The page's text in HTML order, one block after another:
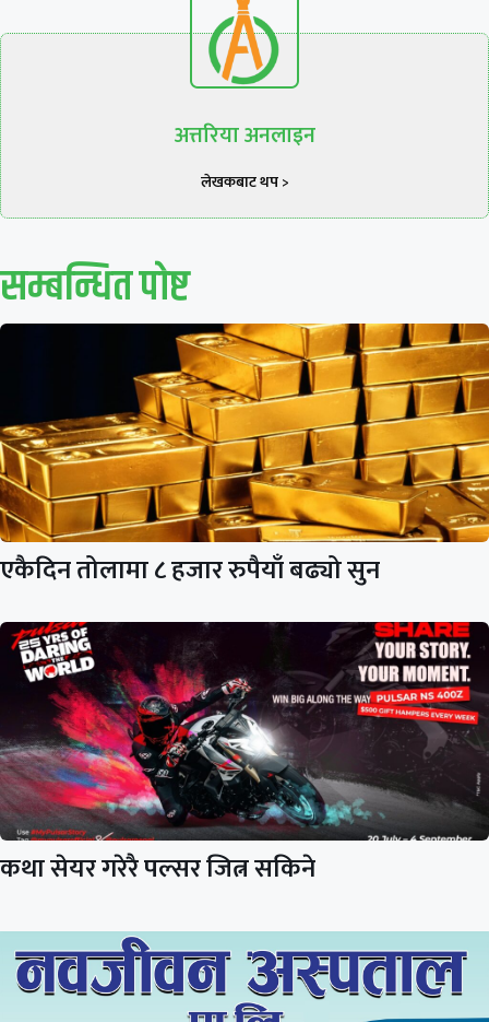
अत्तरिया अनलाइन
लेखकबाट थप >
सम्बन्धित पाेष्ट
एकैदिन तोलामा ८ हजार रुपैयाँ बढ्यो सुन
कथा सेयर गरेरै पल्सर जित्न सकिने